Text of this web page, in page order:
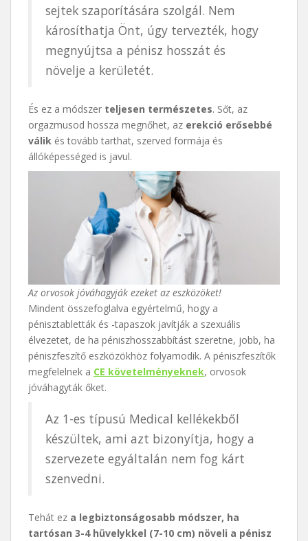
sejtek szaporítására szolgál. Nem
károsíthatja Önt, úgy tervezték, hogy
megnyújtsa a pénisz hosszát és
növelje a kerületét.
És ez a módszer teljesen természetes. Sőt, az
orgazmusod hossza megnőhet, az erekció erősebbé
válik és tovább tarthat, szerved formája és
állóképességed is javul.
Az orvosok jóváhagyják ezeket az eszközöket!
Mindent összefoglalva egyértelmű, hogy a
pénisztabletták és -tapaszok javítják a szexuális
élvezetet, de ha péniszhosszabbítást szeretne, jobb, ha
péniszfeszítő eszközökhöz folyamodik. A péniszfeszítők
megfelelnek a CE követelményeknek, orvosok
jóváhagyták őket.
Az 1-es típusú Medical kellékekből
készültek, ami azt bizonyítja, hogy a
szervezete egyáltalán nem fog kárt
szenvedni.
Tehát ez a legbiztonságosabb módszer, ha
tartósan 3-4 hüvelykkel (7-10 cm) növeli a pénisz